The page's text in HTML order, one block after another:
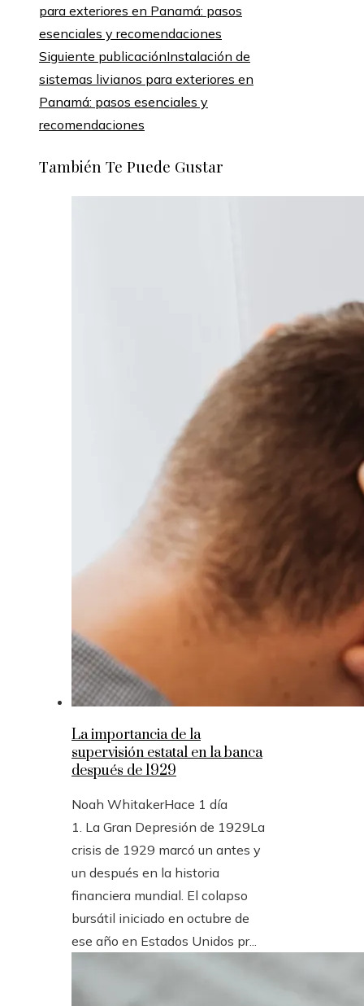
Siguiente publicaciónInstalación de
sistemas livianos para exteriores en
Panamá: pasos esenciales y
recomendaciones
También Te Puede Gustar
La importancia de la
supervisión estatal en la banca
después de 1929
Noah WhitakerHace 1 día
1. La Gran Depresión de 1929La
crisis de 1929 marcó un antes y
un después en la historia
financiera mundial. El colapso
bursátil iniciado en octubre de
ese año en Estados Unidos pr...